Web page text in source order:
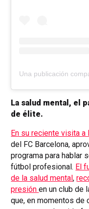
La salud mental, el
de élite.
En su reciente visita a
del FC Barcelona,
programa para hablar
fútbol profesional. El
de la salud mental,
presiónen un club de
que, en momentos